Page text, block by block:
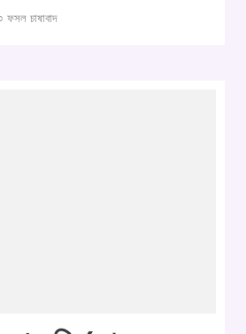
ফসল চাষাবাদ